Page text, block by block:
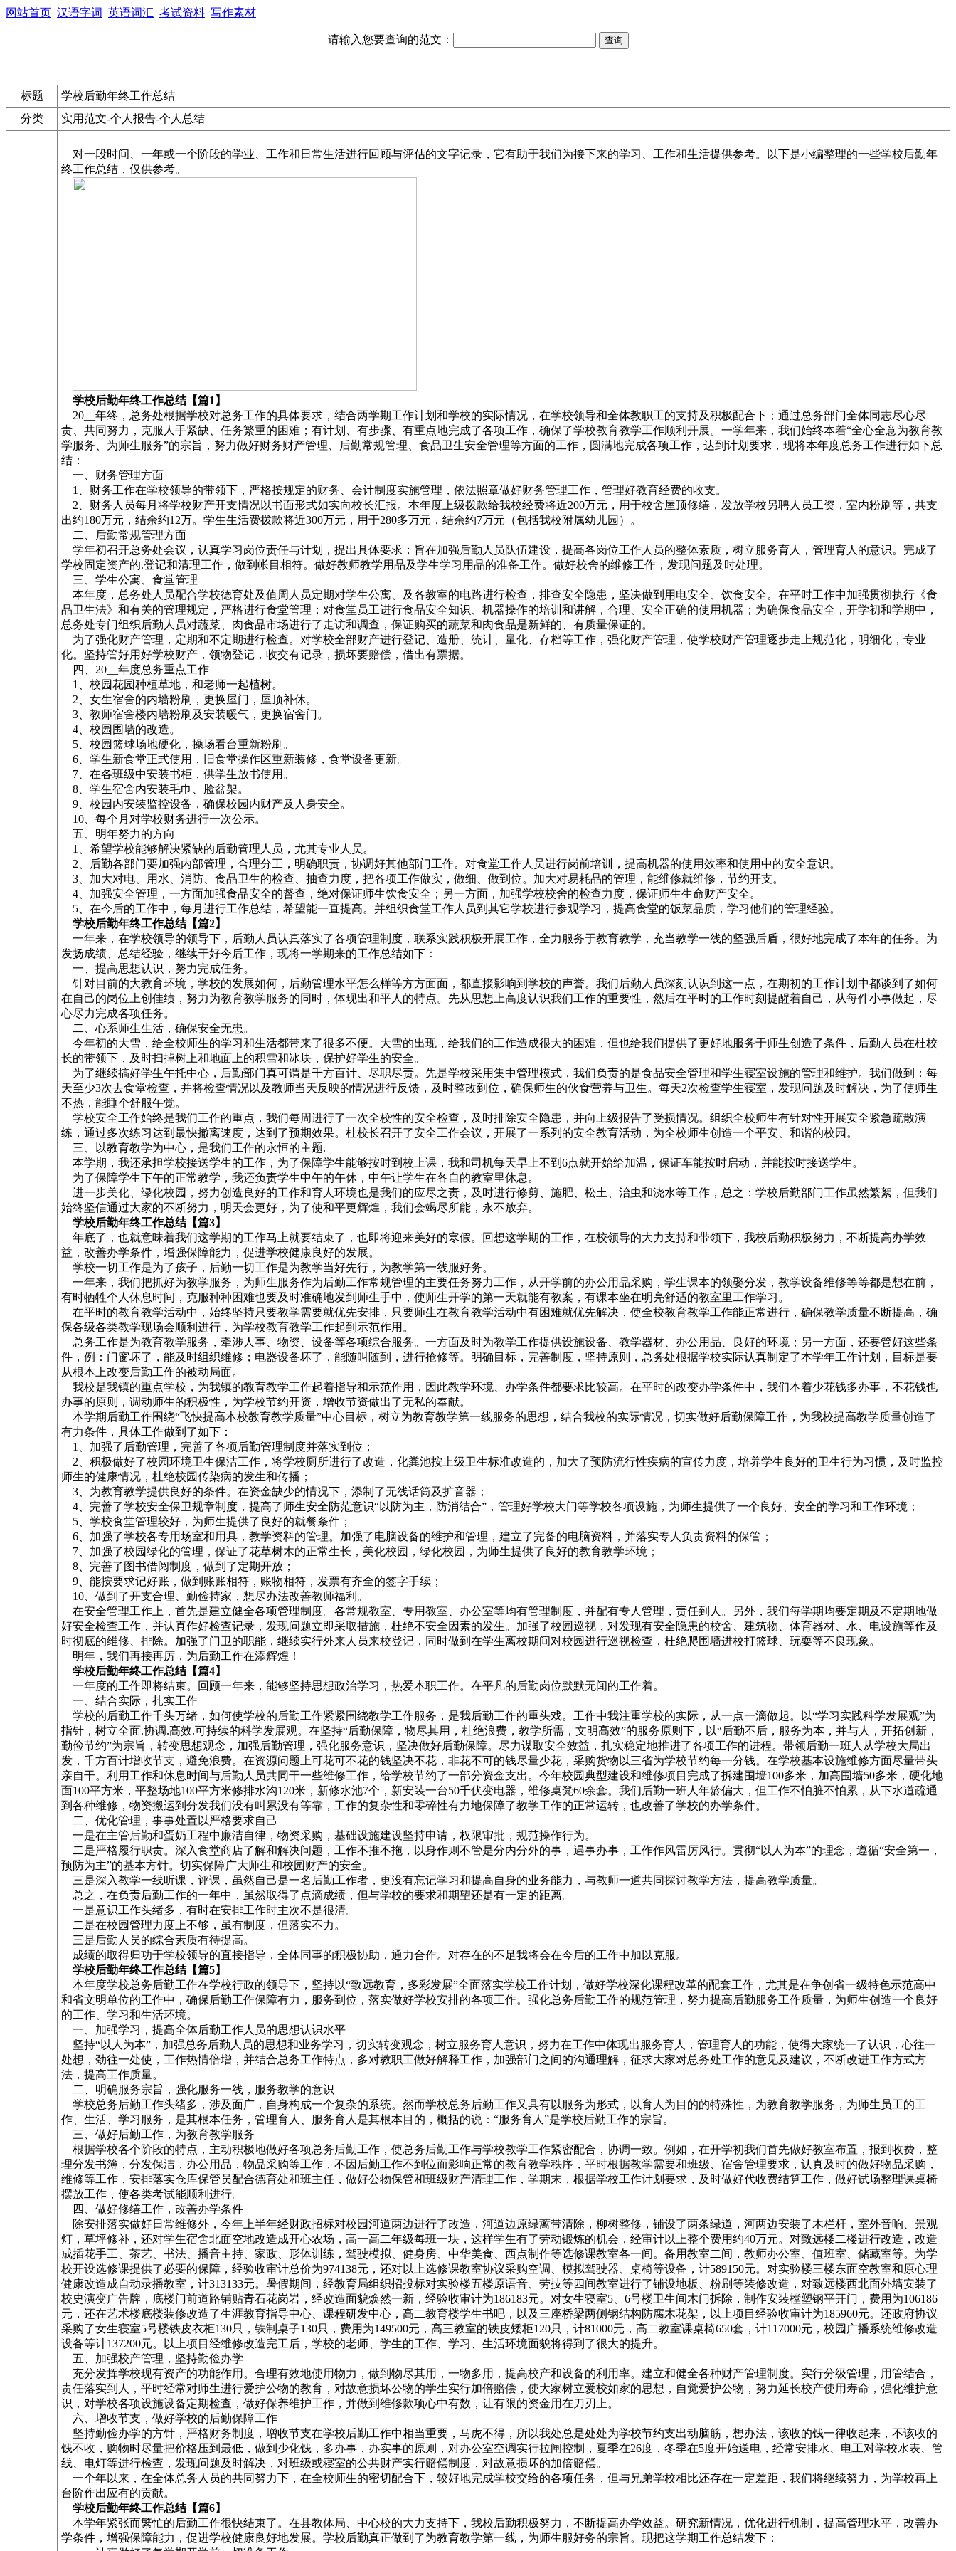
网站首页 汉语字词 英语词汇 考试资料 写作素材
请输入您要查询的范文：
标题
学校后勤年终工作总结
分类
实用范文-个人报告-个人总结
对一段时间、一年或一个阶段的学业、工作和日常生活进行回顾与评估的文字记录，它有助于我们为接下来的学习、工作和生活提供参考。以下是小编整理的一些学校后勤年
终工作总结，仅供参考。
学校后勤年终工作总结【篇1】
20__年终，总务处根据学校对总务工作的具体要求，结合两学期工作计划和学校的实际情况，在学校领导和全体教职工的支持及积极配合下；通过总务部门全体同志尽心尽
责、共同努力，克服人手紧缺、任务繁重的困难；有计划、有步骤、有重点地完成了各项工作，确保了学校教育教学工作顺利开展。一学年来，我们始终本着“全心全意为教育教
学服务、为师生服务”的宗旨，努力做好财务财产管理、后勤常规管理、食品卫生安全管理等方面的工作，圆满地完成各项工作，达到计划要求，现将本年度总务工作进行如下总
结：
一、财务管理方面
1、财务工作在学校领导的带领下，严格按规定的财务、会计制度实施管理，依法照章做好财务管理工作，管理好教育经费的收支。
2、财务人员每月将学校财产开支情况以书面形式如实向校长汇报。本年度上级拨款给我校经费将近200万元，用于校舍屋顶修缮，发放学校另聘人员工资，室内粉刷等，共支
出约180万元，结余约12万。学生生活费拨款将近300万元，用于280多万元，结余约7万元（包括我校附属幼儿园）。
二、后勤常规管理方面
学年初召开总务处会议，认真学习岗位责任与计划，提出具体要求；旨在加强后勤人员队伍建设，提高各岗位工作人员的整体素质，树立服务育人，管理育人的意识。完成了
学校固定资产的.登记和清理工作，做到帐目相符。做好教师教学用品及学生学习用品的准备工作。做好校舍的维修工作，发现问题及时处理。
三、学生公寓、食堂管理
本年度，总务处人员配合学校德育处及值周人员定期对学生公寓、及各教室的电路进行检查，排查安全隐患，坚决做到用电安全、饮食安全。在平时工作中加强贯彻执行《食
品卫生法》和有关的管理规定，严格进行食堂管理；对食堂员工进行食品安全知识、机器操作的培训和讲解，合理、安全正确的使用机器；为确保食品安全，开学初和学期中，
总务处专门组织后勤人员对蔬菜、肉食品市场进行了走访和调查，保证购买的蔬菜和肉食品是新鲜的、有质量保证的。
为了强化财产管理，定期和不定期进行检查。对学校全部财产进行登记、造册、统计、量化、存档等工作，强化财产管理，使学校财产管理逐步走上规范化，明细化，专业
化。坚持管好用好学校财产，领物登记，收交有记录，损坏要赔偿，借出有票据。
四、20__年度总务重点工作
1、校园花园种植草地，和老师一起植树。
2、女生宿舍的内墙粉刷，更换屋门，屋顶补休。
3、教师宿舍楼内墙粉刷及安装暖气，更换宿舍门。
4、校园围墙的改造。
5、校园篮球场地硬化，操场看台重新粉刷。
6、学生新食堂正式使用，旧食堂操作区重新装修，食堂设备更新。
7、在各班级中安装书柜，供学生放书使用。
8、学生宿舍内安装毛巾、脸盆架。
9、校园内安装监控设备，确保校园内财产及人身安全。
10、每个月对学校财务进行一次公示。
五、明年努力的方向
1、希望学校能够解决紧缺的后勤管理人员，尤其专业人员。
2、后勤各部门要加强内部管理，合理分工，明确职责，协调好其他部门工作。对食堂工作人员进行岗前培训，提高机器的使用效率和使用中的安全意识。
3、加大对电、用水、消防、食品卫生的检查、抽查力度，把各项工作做实，做细、做到位。加大对易耗品的管理，能维修就维修，节约开支。
4、加强安全管理，一方面加强食品安全的督查，绝对保证师生饮食安全；另一方面，加强学校校舍的检查力度，保证师生生命财产安全。
5、在今后的工作中，每月进行工作总结，希望能一直提高。并组织食堂工作人员到其它学校进行参观学习，提高食堂的饭菜品质，学习他们的管理经验。
学校后勤年终工作总结【篇2】
一年来，在学校领导的领导下，后勤人员认真落实了各项管理制度，联系实践积极开展工作，全力服务于教育教学，充当教学一线的坚强后盾，很好地完成了本年的任务。为
发扬成绩、总结经验，继续干好今后工作，现将一学期来的工作总结如下：
一、提高思想认识，努力完成任务。
针对目前的大教育环境，学校的发展如何，后勤管理水平怎么样等方方面面，都直接影响到学校的声誉。我们后勤人员深刻认识到这一点，在期初的工作计划中都谈到了如何
在自己的岗位上创佳绩，努力为教育教学服务的同时，体现出和平人的特点。先从思想上高度认识我们工作的重要性，然后在平时的工作时刻提醒着自己，从每件小事做起，尽
心尽力完成各项任务。
二、心系师生生活，确保安全无患。
今年初的大雪，给全校师生的学习和生活都带来了很多不便。大雪的出现，给我们的工作造成很大的困难，但也给我们提供了更好地服务于师生创造了条件，后勤人员在杜校
长的带领下，及时扫掉树上和地面上的积雪和冰块，保护好学生的安全。
为了继续搞好学生午托中心，后勤部门真可谓是千方百计、尽职尽责。先是学校采用集中管理模式，我们负责的是食品安全管理和学生寝室设施的管理和维护。我们做到：每
天至少3次去食堂检查，并将检查情况以及教师当天反映的情况进行反馈，及时整改到位，确保师生的伙食营养与卫生。每天2次检查学生寝室，发现问题及时解决，为了使师生
不热，能睡个舒服午觉。
学校安全工作始终是我们工作的重点，我们每周进行了一次全校性的安全检查，及时排除安全隐患，并向上级报告了受损情况。组织全校师生有针对性开展安全紧急疏散演
练，通过多次练习达到最快撤离速度，达到了预期效果。杜校长召开了安全工作会议，开展了一系列的安全教育活动，为全校师生创造一个平安、和谐的校园。
三、以教育教学为中心，是我们工作的永恒的主题.
本学期，我还承担学校接送学生的工作，为了保障学生能够按时到校上课，我和司机每天早上不到6点就开始给加温，保证车能按时启动，并能按时接送学生。
为了保障学生下午的正常教学，我还负责学生中午的午休，中午让学生在各自的教室里休息。
进一步美化、绿化校园，努力创造良好的工作和育人环境也是我们的应尽之责，及时进行修剪、施肥、松土、治虫和浇水等工作，总之：学校后勤部门工作虽然繁絮，但我们
始终坚信通过大家的不断努力，明天会更好，为了使和平更辉煌，我们会竭尽所能，永不放弃。
学校后勤年终工作总结【篇3】
年底了，也就意味着我们这学期的工作马上就要结束了，也即将迎来美好的寒假。回想这学期的工作，在校领导的大力支持和带领下，我校后勤积极努力，不断提高办学效
益，改善办学条件，增强保障能力，促进学校健康良好的发展。
学校一切工作是为了孩子，后勤一切工作是为教学当好先行，为教学第一线服好务。
一年来，我们把抓好为教学服务，为师生服务作为后勤工作常规管理的主要任务努力工作，从开学前的办公用品采购，学生课本的领娶分发，教学设备维修等等都是想在前，
有时牺牲个人休息时间，克服种种困难也要及时准确地发到师生手中，使师生开学的第一天就能有教案，有课本坐在明亮舒适的教室里工作学习。
在平时的教育教学活动中，始终坚持只要教学需要就优先安排，只要师生在教育教学活动中有困难就优先解决，使全校教育教学工作能正常进行，确保教学质量不断提高，确
保各级各类教学现场会顺利进行，为学校教育教学工作起到示范作用。
总务工作是为教育教学服务，牵涉人事、物资、设备等各项综合服务。一方面及时为教学工作提供设施设备、教学器材、办公用品、良好的环境；另一方面，还要管好这些条
件，例：门窗坏了，能及时组织维修；电器设备坏了，能随叫随到，进行抢修等。明确目标，完善制度，坚持原则，总务处根据学校实际认真制定了本学年工作计划，目标是要
从根本上改变后勤工作的被动局面。
我校是我镇的重点学校，为我镇的教育教学工作起着指导和示范作用，因此教学环境、办学条件都要求比较高。在平时的改变办学条件中，我们本着少花钱多办事，不花钱也
办事的原则，调动师生的积极性，为学校节约开资，增收节资做出了无私的奉献。
本学期后勤工作围绕“飞快提高本校教育教学质量”中心目标，树立为教育教学第一线服务的思想，结合我校的实际情况，切实做好后勤保障工作，为我校提高教学质量创造了
有力条件，具体工作做到了如下：
1、加强了后勤管理，完善了各项后勤管理制度并落实到位；
2、积极做好了校园环境卫生保洁工作，将学校厕所进行了改造，化粪池按上级卫生标准改造的，加大了预防流行性疾病的宣传力度，培养学生良好的卫生行为习惯，及时监控
师生的健康情况，杜绝校园传染病的发生和传播；
3、为教育教学提供良好的条件。在资金缺少的情况下，添制了无线话筒及扩音器；
4、完善了学校安全保卫规章制度，提高了师生安全防范意识“以防为主，防消结合”，管理好学校大门等学校各项设施，为师生提供了一个良好、安全的学习和工作环境；
5、学校食堂管理较好，为师生提供了良好的就餐条件；
6、加强了学校各专用场室和用具，教学资料的管理。加强了电脑设备的维护和管理，建立了完备的电脑资料，并落实专人负责资料的保管；
7、加强了校园绿化的管理，保证了花草树木的正常生长，美化校园，绿化校园，为师生提供了良好的教育教学环境；
8、完善了图书借阅制度，做到了定期开放；
9、能按要求记好账，做到账账相符，账物相符，发票有齐全的签字手续；
10、做到了开支合理、勤俭持家，想尽办法改善教师福利。
在安全管理工作上，首先是建立健全各项管理制度。各常规教室、专用教室、办公室等均有管理制度，并配有专人管理，责任到人。另外，我们每学期均要定期及不定期地做
好安全检查工作，并认真作好检查记录，发现问题立即采取措施，杜绝不安全因素的发生。加强了校园巡视，对发现有安全隐患的校舍、建筑物、体育器材、水、电设施等作及
时彻底的维修、排除。加强了门卫的职能，继续实行外来人员来校登记，同时做到在学生离校期间对校园进行巡视检查，杜绝爬围墙进校打篮球、玩耍等不良现象。
明年，我们再接再厉，为后勤工作在添辉煌！
学校后勤年终工作总结【篇4】
一年度的工作即将结束。回顾一年来，能够坚持思想政治学习，热爱本职工作。在平凡的后勤岗位默默无闻的工作着。
一、结合实际，扎实工作
学校的后勤工作千头万绪，如何使学校的后勤工作紧紧围绕教学工作服务，是我后勤工作的重头戏。工作中我注重学校的实际，从一点一滴做起。以“学习实践科学发展观”为
指针，树立全面.协调.高效.可持续的科学发展观。在坚持“后勤保障，物尽其用，杜绝浪费，教学所需，文明高效”的服务原则下，以“后勤不后，服务为本，并与人，开拓创新，
勤俭节约”为宗旨，转变思想观念，加强后勤管理，强化服务意识，坚决做好后勤保障。尽力谋取安全效益，扎实稳定地推进了各项工作的进程。带领后勤一班人从学校大局出
发，千方百计增收节支，避免浪费。在资源问题上可花可不花的钱坚决不花，非花不可的钱尽量少花，采购货物以三省为学校节约每一分钱。在学校基本设施维修方面尽量带头
亲自干。利用工作和休息时间与后勤人员共同干一些维修工作，给学校节约了一部分资金支出。今年校园典型建设和维修项目完成了拆建围墙100多米，加高围墙50多米，硬化地
面100平方米，平整场地100平方米修排水沟120米，新修水池7个，新安装一台50千伏变电器，维修桌凳60余套。我们后勤一班人年龄偏大，但工作不怕脏不怕累，从下水道疏通
到各种维修，物资搬运到分发我们没有叫累没有等靠，工作的复杂性和零碎性有力地保障了教学工作的正常运转，也改善了学校的办学条件。
二、优化管理，事事处置以严格要求自己
一是在主管后勤和蛋奶工程中廉洁自律，物资采购，基础设施建设坚持申请，权限审批，规范操作行为。
二是严格履行职责。深入食堂商店了解和解决问题，工作不推不拖，以身作则不管是分内分外的事，遇事办事，工作作风雷厉风行。贯彻“以人为本”的理念，遵循“安全第一，
预防为主”的基本方针。切实保障广大师生和校园财产的安全。
三是深入教学一线听课，评课，虽然自己是一名后勤工作者，更没有忘记学习和提高自身的业务能力，与教师一道共同探讨教学方法，提高教学质量。
总之，在负责后勤工作的一年中，虽然取得了点滴成绩，但与学校的要求和期望还是有一定的距离。
一是意识工作头绪多，有时在安排工作时主次不是很清。
二是在校园管理力度上不够，虽有制度，但落实不力。
三是后勤人员的综合素质有待提高。
成绩的取得归功于学校领导的直接指导，全体同事的积极协助，通力合作。对存在的不足我将会在今后的工作中加以克服。
学校后勤年终工作总结【篇5】
本年度学校总务后勤工作在学校行政的领导下，坚持以“致远教育，多彩发展”全面落实学校工作计划，做好学校深化课程改革的配套工作，尤其是在争创省一级特色示范高中
和省文明单位的工作中，确保后勤工作保障有力，服务到位，落实做好学校安排的各项工作。强化总务后勤工作的规范管理，努力提高后勤服务工作质量，为师生创造一个良好
的工作、学习和生活环境。
一、加强学习，提高全体后勤工作人员的思想认识水平
坚持“以人为本”，加强总务后勤人员的思想和业务学习，切实转变观念，树立服务育人意识，努力在工作中体现出服务育人，管理育人的功能，使得大家统一了认识，心往一
处想，劲往一处使，工作热情倍增，并结合总务工作特点，多对教职工做好解释工作，加强部门之间的沟通理解，征求大家对总务处工作的意见及建议，不断改进工作方式方
法，提高工作质量。
二、明确服务宗旨，强化服务一线，服务教学的意识
学校总务后勤工作头绪多，涉及面广，自身构成一个复杂的系统。然而学校总务后勤工作又具有以服务为形式，以育人为目的的特殊性，为教育教学服务，为师生员工的工
作、生活、学习服务，是其根本任务，管理育人、服务育人是其根本目的，概括的说：“服务育人”是学校后勤工作的宗旨。
三、做好后勤工作，为教育教学服务
根据学校各个阶段的特点，主动积极地做好各项总务后勤工作，使总务后勤工作与学校教学工作紧密配合，协调一致。例如，在开学初我们首先做好教室布置，报到收费，整
理分发书簿，分发保洁，办公用品，物品采购等工作，不因后勤工作不到位而影响正常的教育教学秩序，平时根据教学需要和班级、宿舍管理要求，认真及时的做好物品采购，
维修等工作，安排落实仓库保管员配合德育处和班主任，做好公物保管和班级财产清理工作，学期末，根据学校工作计划要求，及时做好代收费结算工作，做好试场整理课桌椅
摆放工作，使各类考试能顺利进行。
四、做好修缮工作，改善办学条件
除安排落实做好日常维修外，今年上半年经财政招标对校园河道两边进行了改造，河道边原绿蓠带清除，柳树整修，铺设了两条绿道，河两边安装了木栏杆，室外音响、景观
灯，草坪修补，还对学生宿舍北面空地改造成开心农场，高一高二年级每班一块，这样学生有了劳动锻炼的机会，经审计以上整个费用约40万元。对致远楼二楼进行改造，改造
成插花手工、茶艺、书法、播音主持、家政、形体训练，驾驶模拟、健身房、中华美食、西点制作等选修课教室各一间。备用教室二间，教师办公室、值班室、储藏室等。为学
校开设选修课提供了必要的保障，经验收审计总价为974138元，还对以上选修课教室协议采购空调、模拟驾驶器、桌椅等设备，计589150元。对实验楼三楼东面空教室和原心理
健康改造成自动录播教室，计313133元。暑假期间，经教育局组织招投标对实验楼五楼原语音、劳技等四间教室进行了铺设地板、粉刷等装修改造，对致远楼西北面外墙安装了
校史演变广告牌，底楼门前道路铺贴青石花岗岩，经改造面貌焕然一新，经验收审计为186183元。对女生寝室5、6号楼卫生间木门拆除，制作安装樘塑钢平开门，费用为106186
元，还在艺术楼底楼装修改造了生涯教育指导中心、课程研发中心，高二教育楼学生书吧，以及三座桥梁两侧钢结构防腐木花架，以上项目经验收审计为185960元。还政府协议
采购了女生寝室5号楼铁皮衣柜130只，铁制桌子130只，费用为149500元，高三教室的铁皮矮柜120只，计81000元，高二教室课桌椅650套，计117000元，校园广播系统维修改造
设备等计137200元。以上项目经维修改造完工后，学校的老师、学生的工作、学习、生活环境面貌将得到了很大的提升。
五、加强校产管理，坚持勤俭办学
充分发挥学校现有资产的功能作用。合理有效地使用物力，做到物尽其用，一物多用，提高校产和设备的利用率。建立和健全各种财产管理制度。实行分级管理，用管结合，
责任落实到人，平时经常对师生进行爱护公物的教育，对故意损坏公物的学生实行加倍赔偿，使大家树立爱校如家的思想，自觉爱护公物，努力延长校产使用寿命，强化维护意
识，对学校各项设施设备定期检查，做好保养维护工作，并做到维修款项心中有数，让有限的资金用在刀刃上。
六、增收节支，做好学校的后勤保障工作
坚持勤俭办学的方针，严格财务制度，增收节支在学校后勤工作中相当重要，马虎不得，所以我处总是处处为学校节约支出动脑筋，想办法，该收的钱一律收起来，不该收的
钱不收，购物时尽量把价格压到最低，做到少化钱，多办事，办实事的原则，对办公室空调实行拉闸控制，夏季在26度，冬季在5度开始送电，经常安排水、电工对学校水表、管
线、电灯等进行检查，发现问题及时解决，对班级或寝室的公共财产实行赔偿制度，对故意损坏的加倍赔偿。
一个年以来，在全体总务人员的共同努力下，在全校师生的密切配合下，较好地完成学校交给的各项任务，但与兄弟学校相比还存在一定差距，我们将继续努力，为学校再上
台阶作出应有的贡献。
学校后勤年终工作总结【篇6】
本学年紧张而繁忙的后勤工作很快结束了。在县教体局、中心校的大力支持下，我校后勤积极努力，不断提高办学效益。研究新情况，优化进行机制，提高管理水平，改善办
学条件，增强保障能力，促进学校健康良好地发展。学校后勤真正做到了为教育教学第一线，为师生服好务的宗旨。现把这学期工作总结发下：